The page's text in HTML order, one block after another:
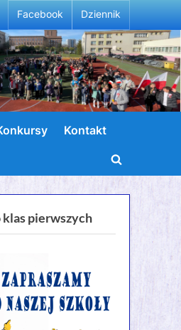
Facebook Dziennik
Kontakt
Toggle
search
klas pierwszych